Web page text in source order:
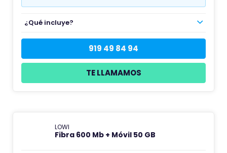
¿Qué incluye?
919 49 84 94
TE LLAMAMOS
LOWI
Fibra 600 Mb + Móvil 50 GB